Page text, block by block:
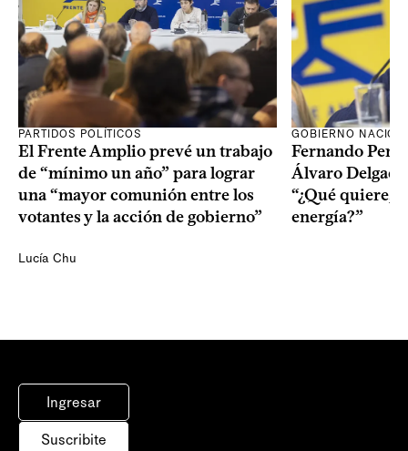
PARTIDOS POLÍTICOS
El Frente Amplio prevé un trabajo
de “mínimo un año” para lograr
una “mayor comunión entre los
votantes y la acción de gobierno”
Lucía Chu
GOBIERNO
Fernando
Álvaro
“¿Qué quiere,
energía?”
Ingresar
Suscribite